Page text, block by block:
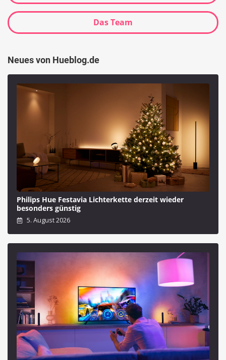
Das Team
Neues von Hueblog.de
Philips Hue Festavia Lichterkette derzeit wieder
besonders günstig
5. August 2026